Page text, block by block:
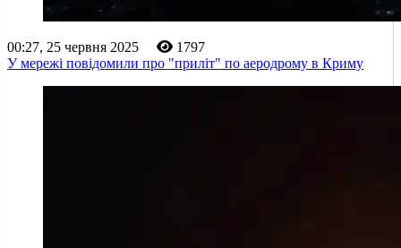
00:27, 25 червня 2025
1797
У мережі повідомили про "приліт" по аеродрому в Криму